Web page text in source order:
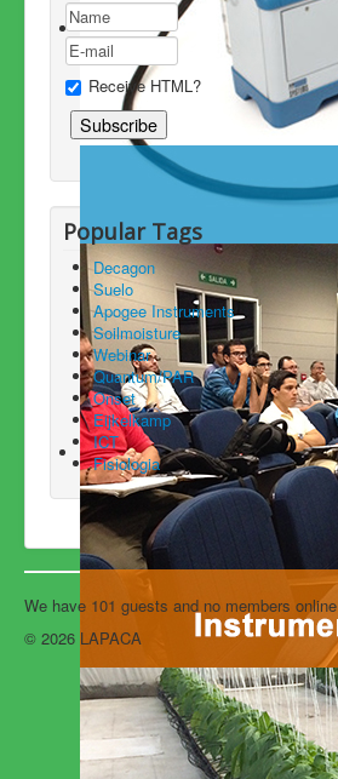
Receive HTML?
Popular Tags
Decagon
Suelo
Apogee Instruments
Soilmoisture
Webinar
Quantum/PAR
Onset
Eijkelkamp
ICT
Fisiologia
We have 101 guests and no members online
© 2026 LAPACA